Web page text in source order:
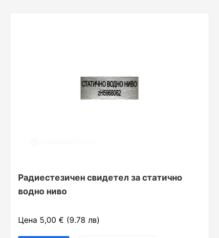
Радиестезичен свидетел за статично
водно ниво
Цена 5,00 € (9.78 лв)